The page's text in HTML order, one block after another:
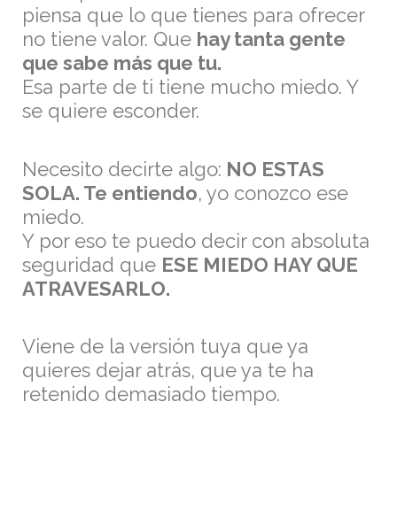
piensa que lo que tienes para ofrecer
no tiene valor. Que hay tanta gente
que sabe más que tu.
Esa parte de ti tiene mucho miedo. Y
se quiere esconder.
Necesito decirte algo: NO ESTAS
SOLA. Te entiendo, yo conozco ese
miedo.
Y por eso te puedo decir con absoluta
seguridad que ESE MIEDO HAY QUE
ATRAVESARLO.
Viene de la versión tuya que ya
quieres dejar atrás, que ya te ha
retenido demasiado tiempo.